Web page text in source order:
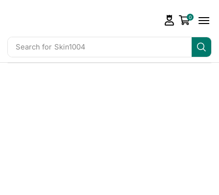
Search for Skin1004
0